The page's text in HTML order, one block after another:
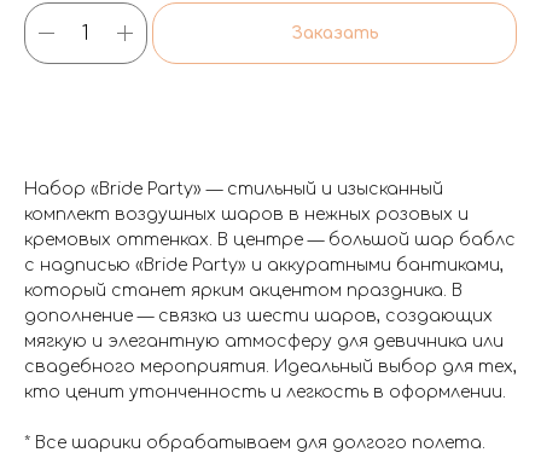
Заказать
Набор «Bride Party» — стильный и изысканный
комплект воздушных шаров в нежных розовых и
кремовых оттенках. В центре — большой шар баблс
с надписью «Bride Party» и аккуратными бантиками,
который станет ярким акцентом праздника. В
дополнение — связка из шести шаров, создающих
мягкую и элегантную атмосферу для девичника или
свадебного мероприятия. Идеальный выбор для тех,
кто ценит утонченность и легкость в оформлении.
* Все шарики обрабатываем для долгого полета.